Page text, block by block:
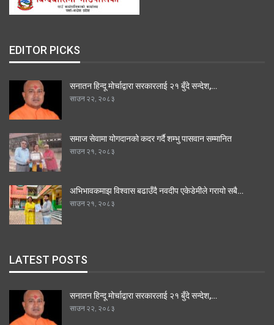
EDITOR PICKS
सनातन हिन्दू मोर्चाद्वारा सरकारलाई २१ बुँदे सन्देश,…
साउन २२, २०८३
समाज सेवामा योगदानको कदर गर्दै शम्भु पासवान सम्मानित
साउन २१, २०८३
अभिभावकमाझ विश्वास बढाउँदै नवदीप एकेडेमीले गरायो सबै…
साउन २१, २०८३
LATEST POSTS
सनातन हिन्दू मोर्चाद्वारा सरकारलाई २१ बुँदे सन्देश,…
साउन २२, २०८३